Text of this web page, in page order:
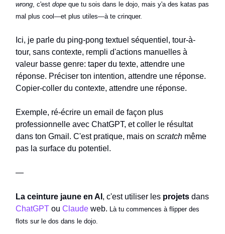
wrong, c'est dope que tu sois dans le dojo, mais y'a des katas pas
mal plus cool—et plus utiles—à te crinquer.
Ici, je parle du ping-pong textuel séquentiel, tour-à-
tour, sans contexte, rempli d'actions manuelles à
valeur basse genre: taper du texte, attendre une
réponse. Préciser ton intention, attendre une réponse.
Copier-coller du contexte, attendre une réponse.
Exemple, ré-écrire un email de façon plus
professionnelle avec ChatGPT, et coller le résultat
dans ton Gmail. C'est pratique, mais on scratch même
pas la surface du potentiel.
—
La ceinture jaune en AI , c'est utiliser les projets dans
ChatGPT ou Claude web. Là tu commences à flipper des
flots sur le dos dans le dojo.